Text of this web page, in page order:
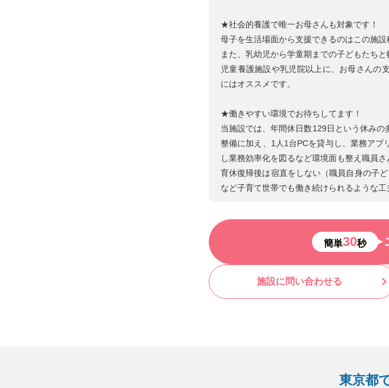
★社会的養護で唯一お母さんも対象です！
母子を生活場面から支援できるのはこの施
また、乳幼児から学童期までの子どもたち
児童養護施設や乳児院以上に、お母さんの
にはオススメです。
★働きやすい環境でお待ちしてます！
当施設では、年間休日数129日という休み
整備に加え、1人1台PCを貸与し、業務アプ
し業務効率化を図るなど環境面も整え職員
育休復帰後は宿直をしない（職員自身の子
など子育て世帯でも働き続けられるような工
簡単30秒
施設に問い合わせる
東京都